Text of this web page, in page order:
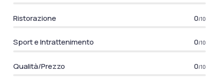
Ristorazione 0/10
Sport e Intrattenimento 0/10
Qualità/Prezzo 0/10